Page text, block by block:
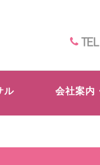
ル 会社案内